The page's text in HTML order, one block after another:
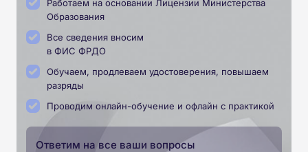
Работаем на основании Лицензии Министерства
Образования
Все сведения вносим
в ФИС ФРДО
Обучаем, продлеваем удостоверения, повышаем
разряды
Проводим онлайн-обучение и офлайн с практикой
Ответим на все ваши вопросы